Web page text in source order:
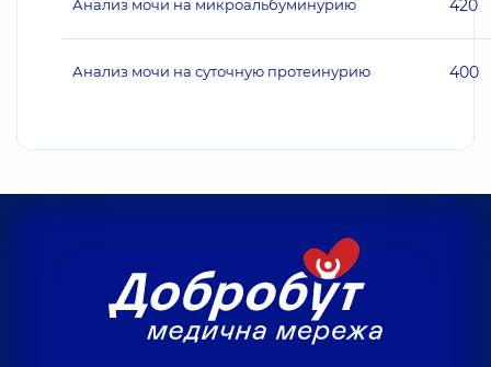
Анализ мочи на микроальбуминурию 420
Анализ мочи на суточную протеинурию 400